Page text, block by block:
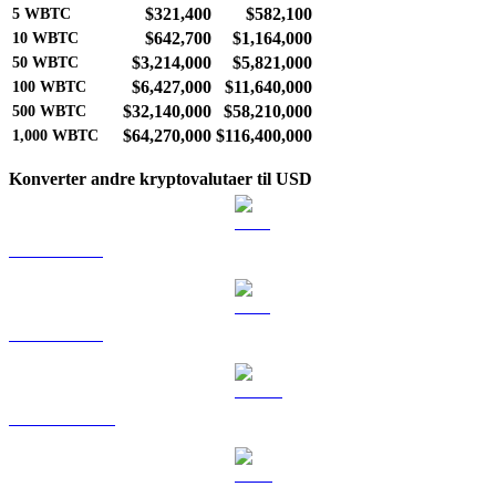
5 WBTC $321,400 $582,100
10 WBTC $642,700 $1,164,000
50 WBTC $3,214,000 $5,821,000
100 WBTC $6,427,000 $11,640,000
500 WBTC $32,140,000 $58,210,000
1,000 WBTC $64,270,000 $116,400,000
Konverter andre kryptovalutaer til USD